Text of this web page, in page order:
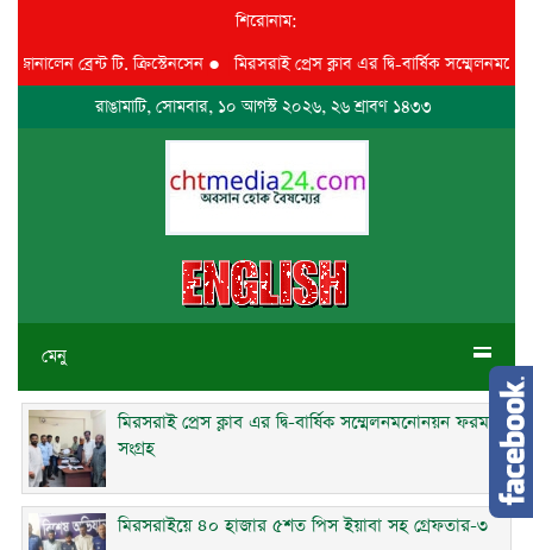
শিরোনাম:
ব্রেন্ট টি. ক্রিস্টেনসেন●মিরসরাই প্রেস ক্লাব এর দ্বি-বার্ষিক সম্মেলনমনোনয়ন
রাঙামাটি, সোমবার, ১০ আগস্ট ২০২৬, ২৬ শ্রাবণ ১৪৩৩
মেনু
মিরসরাই প্রেস ক্লাব এর দ্বি-বার্ষিক সম্মেলনমনোনয়ন ফরম
সংগ্রহ
মিরসরাইয়ে ৪০ হাজার ৫শত পিস ইয়াবা সহ গ্রেফতার-৩